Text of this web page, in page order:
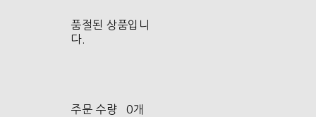
품절된 상품입니
다.
주문 수량
0개